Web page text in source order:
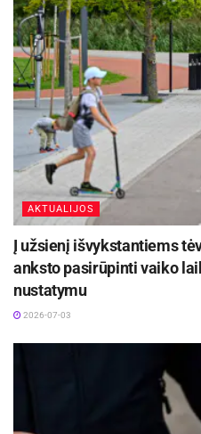
AKTUALIJOS
Į užsienį išvykstantiems
anksto pasirūpinti vaiko
nustatymu
2026-07-03